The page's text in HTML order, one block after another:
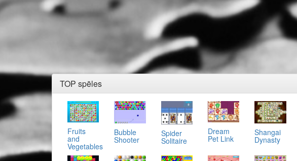
TOP spēles
Fruits
and
Vegetables
Bubble
Shooter
Spider
Solitaire
Dream
Pet Link
Shangai
Dynasty